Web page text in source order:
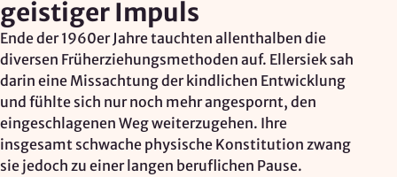
geistiger Impuls
Ende der 1960er Jahre tauchten allenthalben die
diversen Früherziehungsmethoden auf. Ellersiek sah
darin eine Missachtung der kindlichen Entwicklung
und fühlte sich nur noch mehr angespornt, den
eingeschlagenen Weg weiterzugehen. Ihre
insgesamt schwache physische Konstitution zwang
sie jedoch zu einer langen beruflichen Pause.